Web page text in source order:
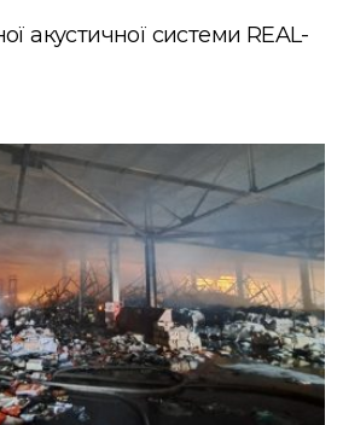
акустичної системи REAL-